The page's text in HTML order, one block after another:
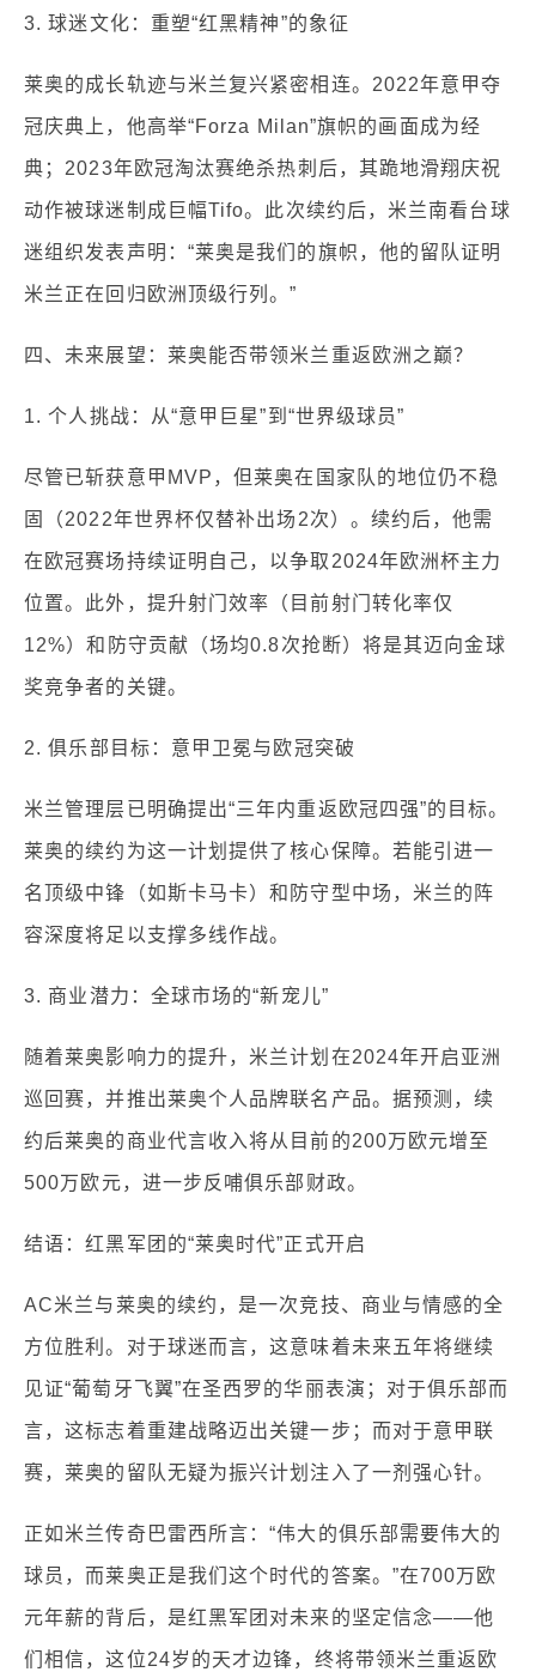
3. 球迷文化：重塑“红黑精神”的象征
莱奥的成长轨迹与米兰复兴紧密相连。2022年意甲夺
冠庆典上，他高举“Forza Milan”旗帜的画面成为经
典；2023年欧冠淘汰赛绝杀热刺后，其跪地滑翔庆祝
动作被球迷制成巨幅Tifo。此次续约后，米兰南看台球
迷组织发表声明：“莱奥是我们的旗帜，他的留队证明
米兰正在回归欧洲顶级行列。”
四、未来展望：莱奥能否带领米兰重返欧洲之巅？
1. 个人挑战：从“意甲巨星”到“世界级球员”
尽管已斩获意甲MVP，但莱奥在国家队的地位仍不稳
固（2022年世界杯仅替补出场2次）。续约后，他需
在欧冠赛场持续证明自己，以争取2024年欧洲杯主力
位置。此外，提升射门效率（目前射门转化率仅
12%）和防守贡献（场均0.8次抢断）将是其迈向金球
奖竞争者的关键。
2. 俱乐部目标：意甲卫冕与欧冠突破
米兰管理层已明确提出“三年内重返欧冠四强”的目标。
莱奥的续约为这一计划提供了核心保障。若能引进一
名顶级中锋（如斯卡马卡）和防守型中场，米兰的阵
容深度将足以支撑多线作战。
3. 商业潜力：全球市场的“新宠儿”
随着莱奥影响力的提升，米兰计划在2024年开启亚洲
巡回赛，并推出莱奥个人品牌联名产品。据预测，续
约后莱奥的商业代言收入将从目前的200万欧元增至
500万欧元，进一步反哺俱乐部财政。
结语：红黑军团的“莱奥时代”正式开启
AC米兰与莱奥的续约，是一次竞技、商业与情感的全
方位胜利。对于球迷而言，这意味着未来五年将继续
见证“葡萄牙飞翼”在圣西罗的华丽表演；对于俱乐部而
言，这标志着重建战略迈出关键一步；而对于意甲联
赛，莱奥的留队无疑为振兴计划注入了一剂强心针。
正如米兰传奇巴雷西所言：“伟大的俱乐部需要伟大的
球员，而莱奥正是我们这个时代的答案。”在700万欧
元年薪的背后，是红黑军团对未来的坚定信念——他
们相信，这位24岁的天才边锋，终将带领米兰重返欧